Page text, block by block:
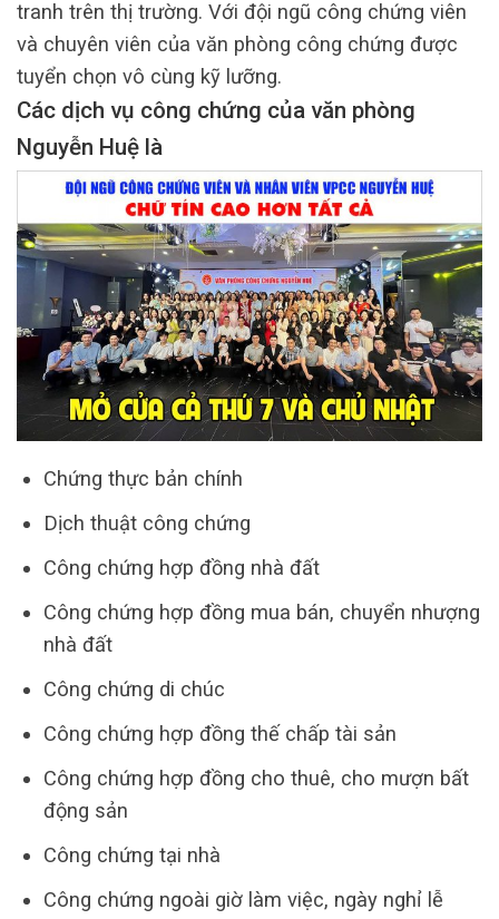
tranh trên thị trường. Với đội ngũ công chứng viên
và chuyên viên của văn phòng công chứng được
tuyển chọn vô cùng kỹ lưỡng.
Các dịch vụ công chứng của văn phòng
Nguyễn Huệ là
Chứng thực bản chính
Dịch thuật công chứng
Công chứng hợp đồng nhà đất
Công chứng hợp đồng mua bán, chuyển nhượng
nhà đất
Công chứng di chúc
Công chứng hợp đồng thế chấp tài sản
Công chứng hợp đồng cho thuê, cho mượn bất
động sản
Công chứng tại nhà
Công chứng ngoài giờ làm việc, ngày nghỉ lễ